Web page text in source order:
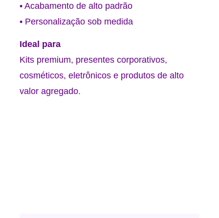
• Acabamento de alto padrão
• Personalização sob medida
Ideal para
Kits premium, presentes corporativos,
cosméticos, eletrônicos e produtos de alto
valor agregado.